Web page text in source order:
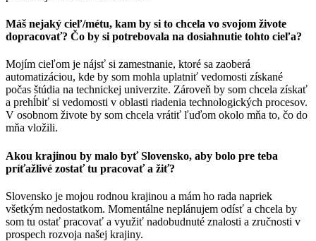
Máš nejaký cieľ/métu, kam by si to chcela vo svojom živote
dopracovať? Čo by si potrebovala na dosiahnutie tohto cieľa?
Mojím cieľom je nájsť si zamestnanie, ktoré sa zaoberá
automatizáciou, kde by som mohla uplatniť vedomosti získané
počas štúdia na technickej univerzite. Zároveň by som chcela získať
a prehĺbiť si vedomosti v oblasti riadenia technologických procesov.
V osobnom živote by som chcela vrátiť ľuďom okolo mňa to, čo do
mňa vložili.
Akou krajinou by malo byť Slovensko, aby bolo pre teba
príťažlivé zostať tu pracovať a žiť?
Slovensko je mojou rodnou krajinou a mám ho rada napriek
všetkým nedostatkom. Momentálne neplánujem odísť a chcela by
som tu ostať pracovať a využiť nadobudnuté znalosti a zručnosti v
prospech rozvoja našej krajiny.